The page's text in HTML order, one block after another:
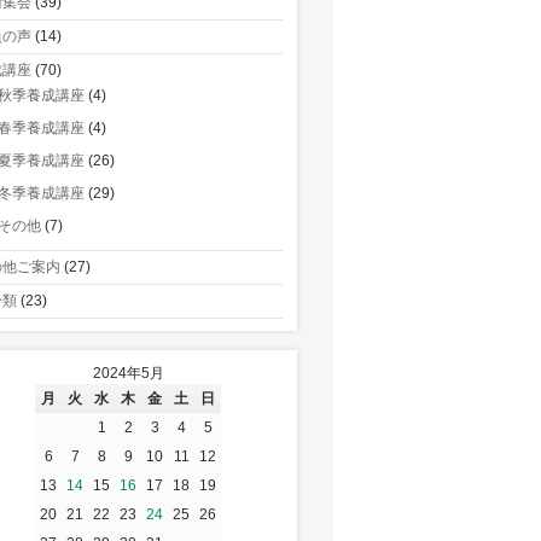
声 (14)
座 (70)
季養成講座 (4)
季養成講座 (4)
夏季養成講座 (26)
季養成講座 (29)
その他 (7)
ご案内 (27)
(23)
2024年5月
月
火 水 木 金 土
日
1
2 3 4
5
6
7 8 9 10 11
12
13
14 15 16 17 18
19
20 21 22 23 24 25
26